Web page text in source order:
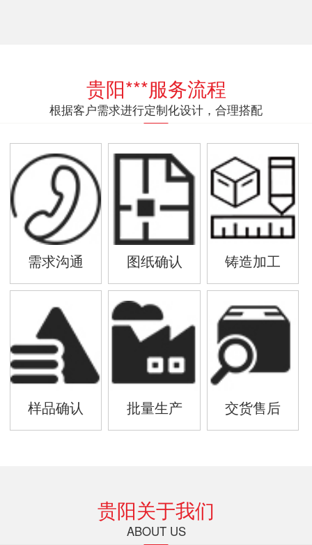
贵阳***服务流程
根据客户需求进行定制化设计，合理搭配
需求沟通 图纸确认 铸造加工
样品确认 批量生产 交货售后
贵阳关于我们
ABOUT US